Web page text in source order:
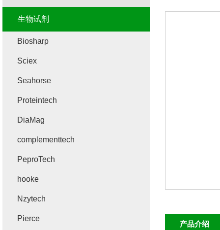
产品介绍
生物试剂
Biosharp
Sciex
Seahorse
Proteintech
DiaMag
complementtech
PeproTech
hooke
Nzytech
Pierce